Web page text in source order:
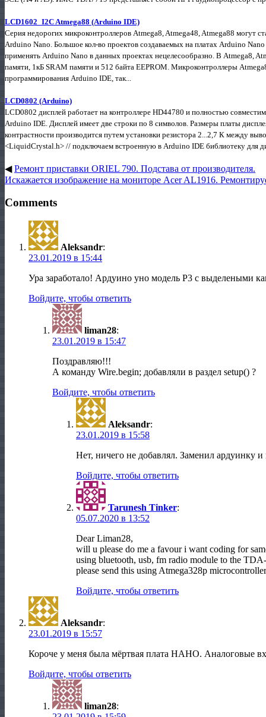
LCD1602_I2C Atmega88 (Arduino IDE)
Серия недорогих микроконтроллеров Atmega8, Atmega48, Atmega88 могут
Arduino Nano. Большое кол-во проектов создаваемых на платах Arduino
применять Arduino Nano в данных проектах нецелесообразно. В Atmega8,
памяти, 1кБ SRAM памяти и 512 байта EEPROM. Микроконтроллеры
программирования Arduino IDE, так...
LCD0802 (Arduino)
LCD0802 дисплей работает на контроллере HD44780 и полностью
Arduino IDE. Дисплей имеет две строки по 8 символов. Размеры платы
контрастности производится путем установки резистора 2...2,7 К между
<LiquidCrystal.h> // подключаем встроенную в Arduino IDE библиотеку для
◀Ремонт приставки ORIEL 790. Подстава от производителя.
Искажается изображение на мониторе Acer AL1916.
Comments
Aleksandr:
23.01.2019 в 15:44
Ура заработало! Ардуино уно модель Р3 с выделеными
Войдите, чтобы ответить
liman28:
23.01.2019 в 15:47
Поздравляю!!!
А команду Wire.begin; добавляли в раздел setup() ?
Войдите, чтобы ответить
Aleksandr:
23.01.2019 в 15:58
Нет, ничего не добавлял. Заменил ардуинку
Войдите, чтобы ответить
Tarunesh Tinker:
05.07.2020 в 13:52
Dear Liman28,
will u please do me a favour i want coding for
using bluetooth, usb, fm radio module to the
please send this using Atmega328p
Войдите, чтобы ответить
Aleksandr:
23.01.2019 в 15:57
Короче у меня была мёртвая плата НАНО. Аналоговые
Войдите, чтобы ответить
liman28: